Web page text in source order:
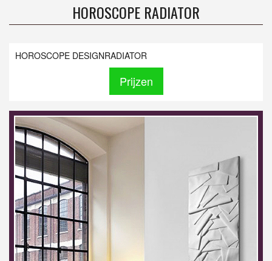
HOROSCOPE RADIATOR
HOROSCOPE DESIGNRADIATOR
Prijzen